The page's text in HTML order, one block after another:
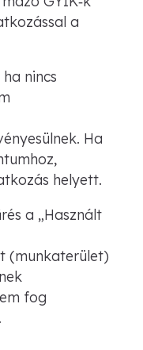
a
nincs
Ha
helyett.
a „Használt
(munkaterület)
fog